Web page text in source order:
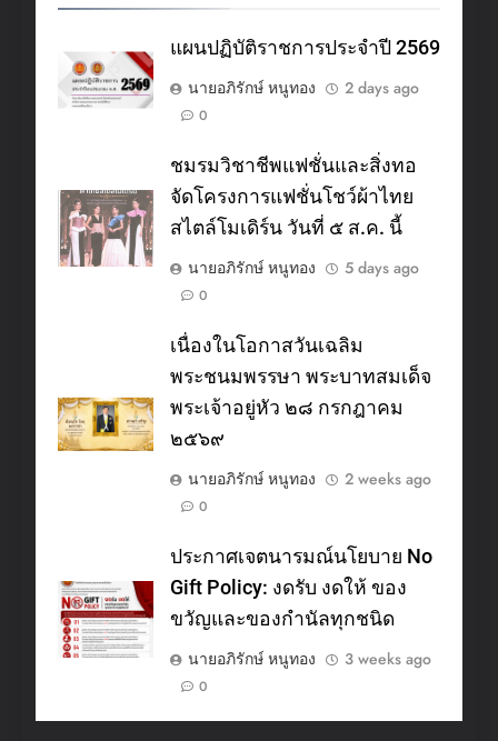
แผนปฏิบัติราชการประจำปี 2569
นายอภิรักษ์ หนูทอง
2 days ago
0
ชมรมวิชาชีพแฟชั่นและสิ่งทอ
จัดโครงการแฟชั่นโชว์ผ้าไทย
สไตล์โมเดิร์น วันที่ ๕ ส.ค. นี้
นายอภิรักษ์ หนูทอง
5 days ago
0
เนื่องในโอกาสวันเฉลิม
พระชนมพรรษา พระบาทสมเด็จ
พระเจ้าอยู่หัว ๒๘ กรกฎาคม
๒๕๖๙
นายอภิรักษ์ หนูทอง
2 weeks ago
0
ประกาศเจตนารมณ์นโยบาย No
Gift Policy: งดรับ งดให้ ของ
ขวัญและของกำนัลทุกชนิด
นายอภิรักษ์ หนูทอง
3 weeks ago
0